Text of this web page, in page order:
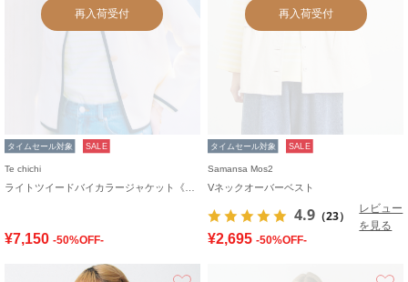
再入荷受付
タイムセール対象 SALE
Te chichi
¥7,150 -50%OFF-
再入荷受付
タイムセール対象 SALE
Samansa Mos2
Vネックオーバーベスト
4.9 （23）
レビュー
を見る
¥2,695 -50%OFF-